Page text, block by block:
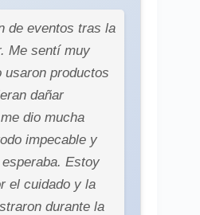
de eventos tras la
Me sentí muy
usaron productos
dañar
dio mucha
impecable y
Estoy
el cuidado y la
durante la